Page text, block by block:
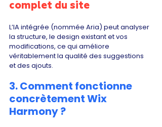
complet du site
L’IA intégrée (nommée Aria) peut analyser
la structure, le design existant et vos
modifications, ce qui améliore
véritablement la qualité des suggestions
et des ajouts.
3. Comment fonctionne
concrètement Wix
Harmony ?